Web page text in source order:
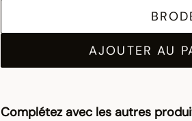
AJOUTER AU
Complétez avec les autres